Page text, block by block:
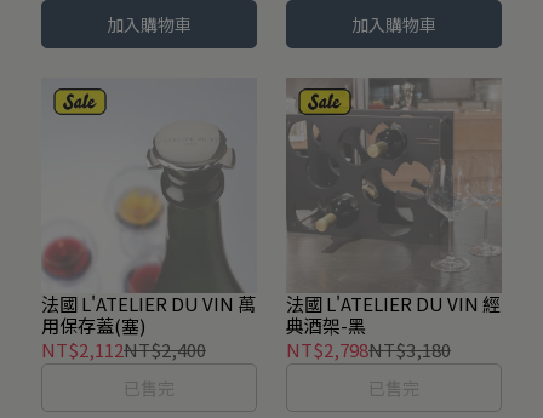
加入購物車 加入購物車
法國 L'ATELIER DU VIN 萬
用保存蓋(塞)
NT$2,112NT$2,400
已售完
法國 L'ATELIER DU VIN 經
典酒架-黑
NT$2,798NT$3,180
已售完